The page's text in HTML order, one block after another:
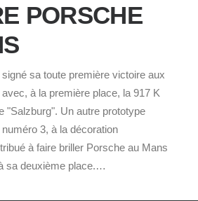
PORSCHE
sa toute première victoire aux
à la première place, la 917 K
"Salzburg". Un autre prototype
3, à la décoration
à faire briller Porsche au Mans
sa deuxième place.…